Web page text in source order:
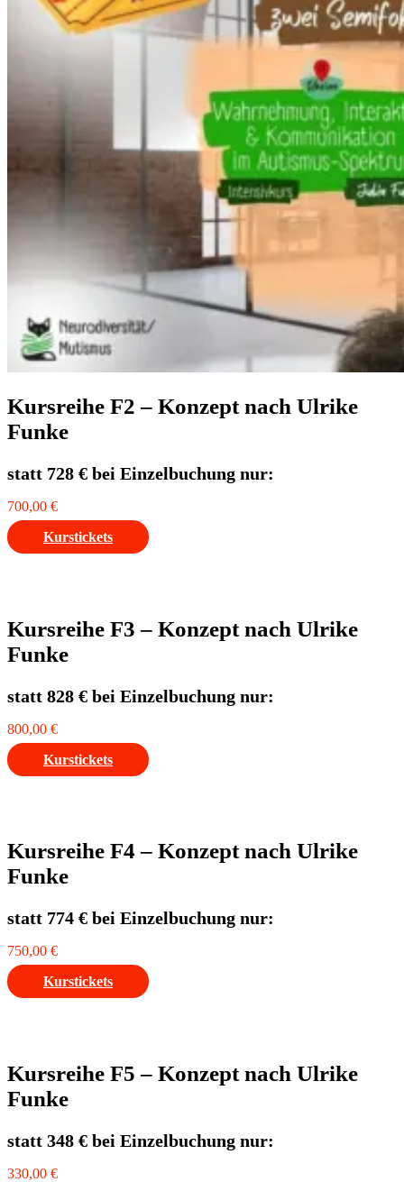
Kursreihe F2 – Konzept nach Ulrike
Funke
statt 728 € bei Einzelbuchung nur:
700,00 €
Kurstickets
Kursreihe F3 – Konzept nach Ulrike
Funke
statt 828 € bei Einzelbuchung nur:
800,00 €
Kurstickets
Kursreihe F4 – Konzept nach Ulrike
Funke
statt 774 € bei Einzelbuchung nur:
750,00 €
Kurstickets
Kursreihe F5 – Konzept nach Ulrike
Funke
statt 348 € bei Einzelbuchung nur:
330,00 €